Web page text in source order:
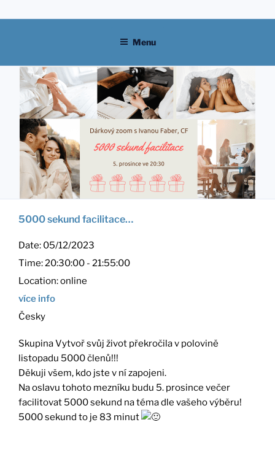
to
Menu
5000 sekund facilitace…
Date: 05/12/2023
Time:20:30:00 - 21:55:00
Location:online
více info
Česky
Skupina Vytvoř svůj život překročila v polovině
listopadu 5000 členů!!!
Děkuji všem, kdo jste v ní zapojeni.
Na oslavu tohoto mezníku budu 5. prosince večer
facilitovat 5000 sekund na téma dle vašeho výběru!
5000 sekund to je 83 minut